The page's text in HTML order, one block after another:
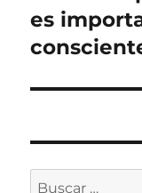
entrada:
es
Buscar